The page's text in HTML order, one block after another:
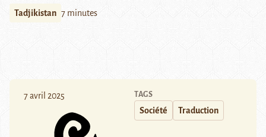
Tadjikistan 7 minutes
7 avril 2025 TAGS
Société Traduction